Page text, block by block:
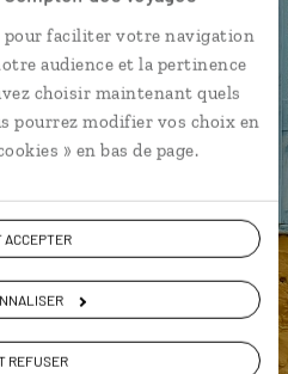
pour faciliter votre navigation
audience et la pertinence
choisir maintenant quels
pourrez modifier vos choix en
» en bas de page.
ACCEPTER
REFUSER
votre case
clic
restaurants à
nationaux
à composer